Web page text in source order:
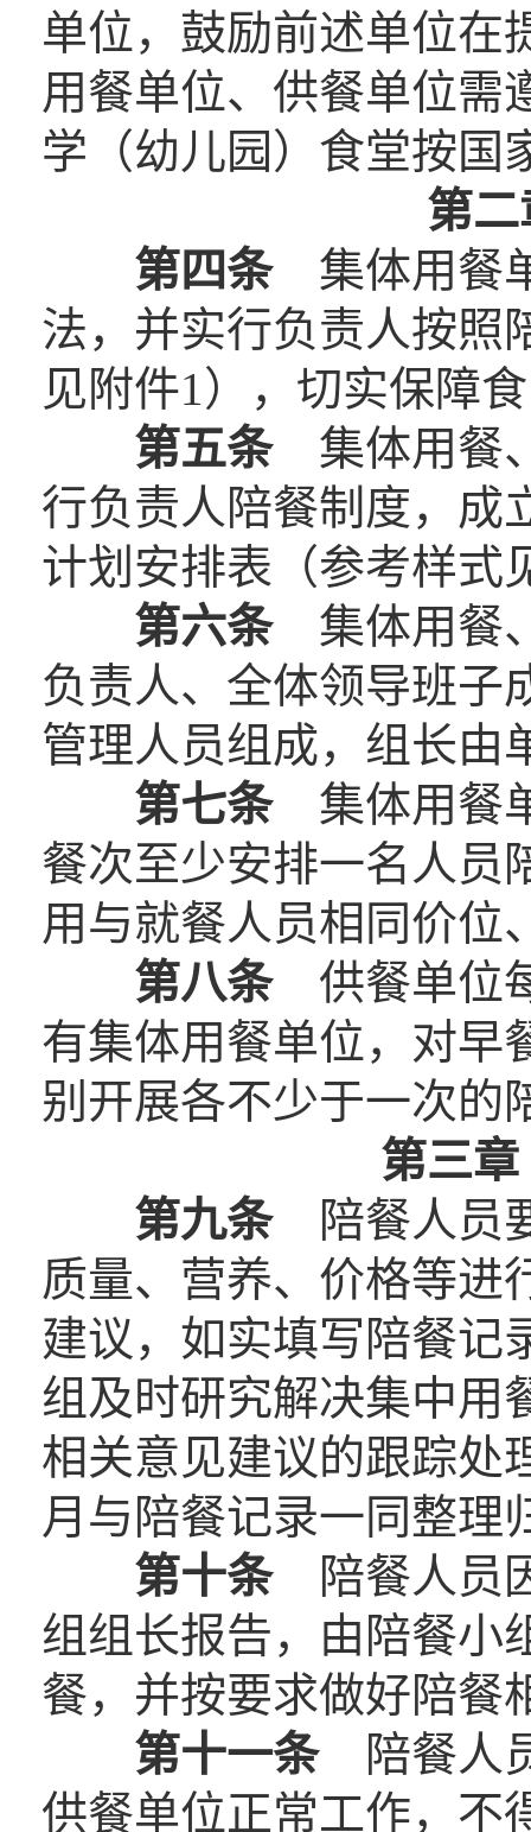
单位，鼓励前述单位在
用餐单位、供餐单位需
学（幼儿园）食堂按国
第
第四条集体用餐
法，并实行负责人按照
见附件1），切实保障
第五条集体用餐
行负责人陪餐制度，成
计划安排表（参考样式
第六条集体用餐
负责人、全体领导班子
管理人员组成，组长由
第七条集体用餐
餐次至少安排一名人员
用与就餐人员相同价位
第八条供餐单位
有集体用餐单位，对早
别开展各不少于一次的
第三
第九条陪餐人员
质量、营养、价格等进
建议，如实填写陪餐记
组及时研究解决集中用
相关意见建议的跟踪处
月与陪餐记录一同整理
第十条陪餐人员
组组长报告，由陪餐小
餐，并按要求做好陪餐
第十一条陪餐人员
供餐单位正常工作，不